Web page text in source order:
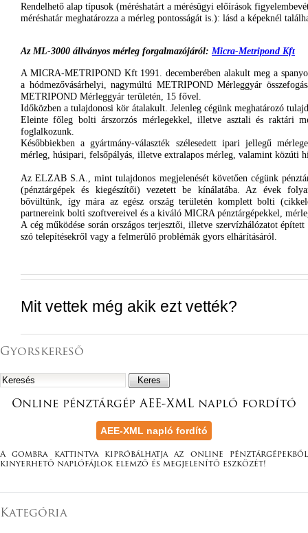
Rendelhető alap típusok (méréshatárt a mérésügyi előírások
méréshatár meghatározza a mérleg pontosságát is.): lásd a képeknél
Az ML-3000 állványos mérleg forgalmazójáról: Micra-Metripond Kft
A MICRA-METRIPOND Kft 1991. decemberében alakult meg a
a hódmezővásárhelyi, nagymúltú METRIPOND Mérleggyár
METRIPOND Mérleggyár területén, 15 fővel.
Időközben a tulajdonosi kör átalakult. Jelenleg cégünk meghatározó
Eleinte főleg bolti árszorzós mérlegekkel, illetve asztali és raktári
foglalkozunk.
Későbbiekben a gyártmány-választék szélesedett ipari jellegű
mérleg, húsipari, felsőpályás, illetve extralapos mérleg, valamint közúti
Az ELZAB S.A., mint tulajdonos megjelenését követően cégünk
(pénztárgépek és kiegészítői) vezetett be kínálatába. Az évek
bővültünk, így mára az egész ország területén komplett bolti
partnereink bolti szoftvereivel és a kiváló MICRA pénztárgépekkel,
A cég működése során országos terjesztői, illetve szervízhálózatot
szó telepítésekről vagy a felmerülő problémák gyors elhárításáról.
Mit vettek még akik ezt vették?
Gyorskereső
Online pénztárgép AEE-XML napló fordító
A gombra kattintva kipróbálhatja az online pénztárgépekből
kinyerhető naplófájlok elemző és megjelenítő eszközét!
Kategória